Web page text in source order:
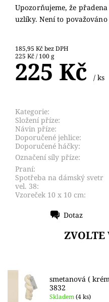
Upozorňujeme, že
uzlíky. Není to považováno
185,95 Kč bez DPH
225 Kč / 100 g
225 Kč / ks
Kategorie:
Složení příze:
Návin příze:
Doporučené jehlice:
Doporučené háčky:
Označení síly příze:
Praní:
Spotřeba na dámský svetr
vel. 38:
Vzoreček 10 x 10 cm:
Dotaz
ZVOLTE
smetanová (
3832
Skladem(4 ks)